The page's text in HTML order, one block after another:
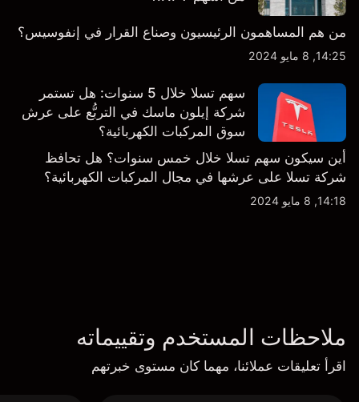
من هم المساهمون الرئيسيون وصناع القرار في إنفوسيس؟
14:25, 8 مايو 2024
سهم تسلا خلال 5 سنوات: هل تستمر
شركة إيلون ماسك في التربُّع على عرش
سوق المركبات الكهربائية؟
أين سيكون سهم تسلا خلال خمس سنوات؟ هل تحافظ
شركة تسلا على عرشها في مجال المركبات الكهربائية؟
14:18, 8 مايو 2024
ملاحظات المستخدم وتقييماته
اقرأ تعليقات عملائنا، مهما كان مستوى خبرتهم